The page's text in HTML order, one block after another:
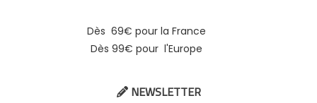
Dès 69€ pour la France
Dès 99€ pour l'Europe
NEWSLETTER